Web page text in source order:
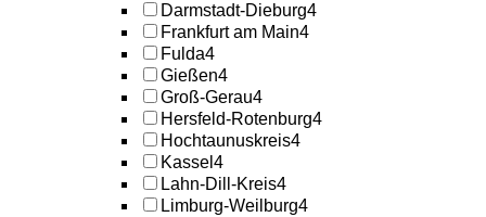
Darmstadt-Dieburg4
Frankfurt am Main4
Fulda4
Gießen4
Groß-Gerau4
Hersfeld-Rotenburg4
Hochtaunuskreis4
Kassel 4
Lahn-Dill-Kreis4
Limburg-Weilburg4